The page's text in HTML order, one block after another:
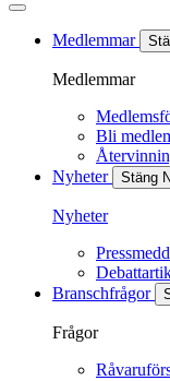
Medlemmar
Medlemmar
Bli
Nyheter
Stäng
Nyheter
Branschfrågor
Frågor